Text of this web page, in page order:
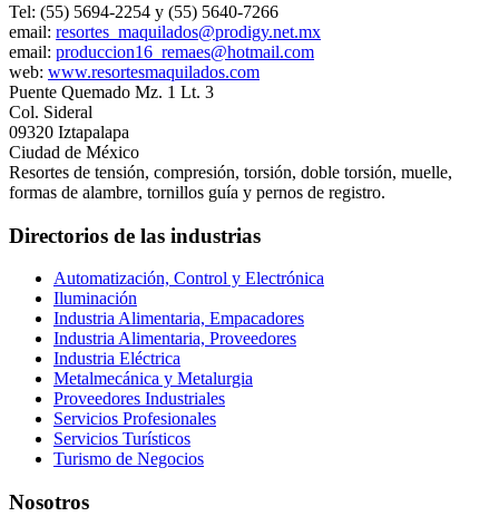
Tel: (55) 5694-2254 y (55) 5640-7266
email: resortes_maquilados@prodigy.net.mx
email: produccion16_remaes@hotmail.com
web: www.resortesmaquilados.com
Puente Quemado Mz. 1 Lt. 3
Col. Sideral
09320 Iztapalapa
Ciudad de México
Resortes de tensión, compresión, torsión, doble torsión, muelle,
formas de alambre, tornillos guía y pernos de registro.
Directorios de las industrias
Automatización, Control y Electrónica
Iluminación
Industria Alimentaria, Empacadores
Industria Alimentaria, Proveedores
Industria Eléctrica
Metalmecánica y Metalurgia
Proveedores Industriales
Servicios Profesionales
Servicios Turísticos
Turismo de Negocios
Nosotros